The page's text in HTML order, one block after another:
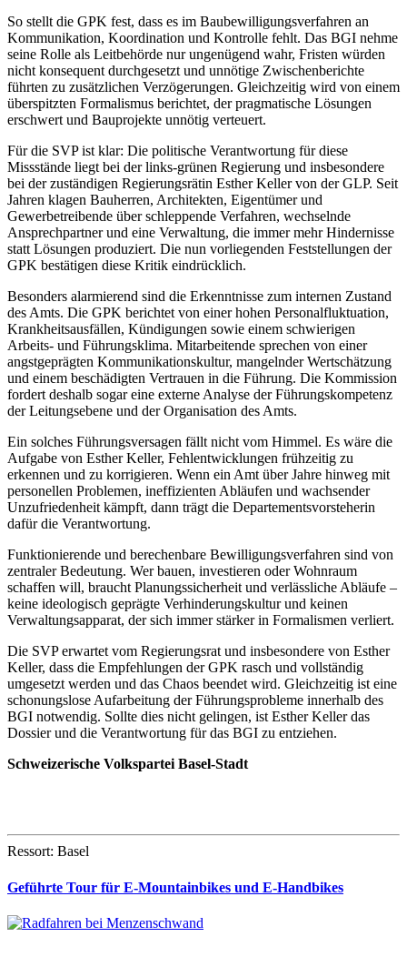
So stellt die GPK fest, dass es im Baubewilligungsverfahren an
Kommunikation, Koordination und Kontrolle fehlt. Das BGI nehme
seine Rolle als Leitbehörde nur ungenügend wahr, Fristen würden
nicht konsequent durchgesetzt und unnötige Zwischenberichte
führten zu zusätzlichen Verzögerungen. Gleichzeitig wird von einem
überspitzten Formalismus berichtet, der pragmatische Lösungen
erschwert und Bauprojekte unnötig verteuert.
Für die SVP ist klar: Die politische Verantwortung für diese
Missstände liegt bei der links-grünen Regierung und insbesondere
bei der zuständigen Regierungsrätin Esther Keller von der GLP. Seit
Jahren klagen Bauherren, Architekten, Eigentümer und
Gewerbetreibende über schleppende Verfahren, wechselnde
Ansprechpartner und eine Verwaltung, die immer mehr Hindernisse
statt Lösungen produziert. Die nun vorliegenden Feststellungen der
GPK bestätigen diese Kritik eindrücklich.
Besonders alarmierend sind die Erkenntnisse zum internen Zustand
des Amts. Die GPK berichtet von einer hohen Personalfluktuation,
Krankheitsausfällen, Kündigungen sowie einem schwierigen
Arbeits- und Führungsklima. Mitarbeitende sprechen von einer
angstgeprägten Kommunikationskultur, mangelnder Wertschätzung
und einem beschädigten Vertrauen in die Führung. Die Kommission
fordert deshalb sogar eine externe Analyse der Führungskompetenz
der Leitungsebene und der Organisation des Amts.
Ein solches Führungsversagen fällt nicht vom Himmel. Es wäre die
Aufgabe von Esther Keller, Fehlentwicklungen frühzeitig zu
erkennen und zu korrigieren. Wenn ein Amt über Jahre hinweg mit
personellen Problemen, ineffizienten Abläufen und wachsender
Unzufriedenheit kämpft, dann trägt die Departementsvorsteherin
dafür die Verantwortung.
Funktionierende und berechenbare Bewilligungsverfahren sind von
zentraler Bedeutung. Wer bauen, investieren oder Wohnraum
schaffen will, braucht Planungssicherheit und verlässliche Abläufe –
keine ideologisch geprägte Verhinderungskultur und keinen
Verwaltungsapparat, der sich immer stärker in Formalismen verliert.
Die SVP erwartet vom Regierungsrat und insbesondere von Esther
Keller, dass die Empfehlungen der GPK rasch und vollständig
umgesetzt werden und das Chaos beendet wird. Gleichzeitig ist eine
schonungslose Aufarbeitung der Führungsprobleme innerhalb des
BGI notwendig. Sollte dies nicht gelingen, ist Esther Keller das
Dossier und die Verantwortung für das BGI zu entziehen.
Schweizerische Volkspartei Basel-Stadt
Ressort: Basel
Geführte Tour für E-Mountainbikes und E-Handbikes